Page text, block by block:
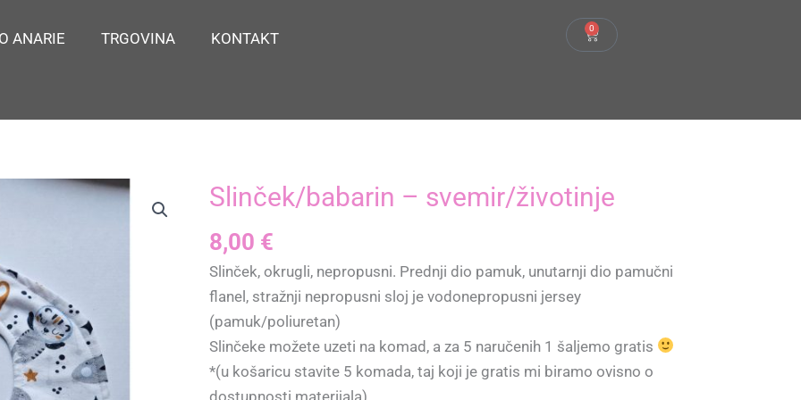
O ANARIE TRGOVINA KONTAKT
0
Cart
Slinček/babarin – svemir/životinje
8,00 €
Slinček, okrugli, nepropusni. Prednji dio pamuk, unutarnji dio pamučni
flanel, stražnji nepropusni sloj je vodonepropusni jersey
(pamuk/poliuretan)
Slinčeke možete uzeti na komad, a za 5 naručenih 1 šaljemo gratis
*(u košaricu stavite 5 komada, taj koji je gratis mi biramo ovisno o
dostupnosti materijala)